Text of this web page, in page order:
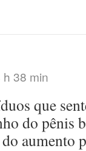
38 min
que
do pênis
aumento